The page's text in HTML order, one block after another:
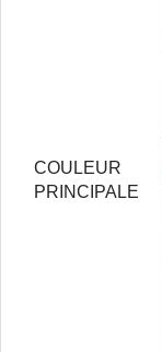
COULEUR
PRINCIPALE